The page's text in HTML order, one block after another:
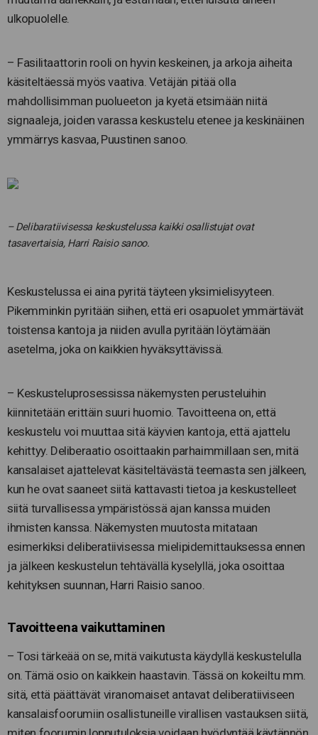
ulkopuolelle.
– Fasilitaattorin rooli on hyvin keskeinen, ja arkoja aiheita
käsiteltäessä myös vaativa. Vetäjän pitää olla
mahdollisimman puolueeton ja kyetä etsimään niitä
signaaleja, joiden varassa keskustelu etenee ja keskinäinen
ymmärrys kasvaa, Puustinen sanoo.
– Delibaratiivisessa keskustelussa kaikki osallistujat ovat
tasavertaisia, Harri Raisio sanoo.
Keskustelussa ei aina pyritä täyteen yksimielisyyteen.
Pikemminkin pyritään siihen, että eri osapuolet ymmärtävät
toistensa kantoja ja niiden avulla pyritään löytämään
asetelma, joka on kaikkien hyväksyttävissä.
– Keskusteluprosessissa näkemysten perusteluihin
kiinnitetään erittäin suuri huomio. Tavoitteena on, että
keskustelu voi muuttaa sitä käyvien kantoja, että ajattelu
kehittyy. Deliberaatio osoittaakin parhaimmillaan sen, mitä
kansalaiset ajattelevat käsiteltävästä teemasta sen jälkeen,
kun he ovat saaneet siitä kattavasti tietoa ja keskustelleet
siitä turvallisessa ympäristössä ajan kanssa muiden
ihmisten kanssa. Näkemysten muutosta mitataan
esimerkiksi deliberatiivisessa mielipidemittauksessa ennen
ja jälkeen keskustelun tehtävällä kyselyllä, joka osoittaa
kehityksen suunnan, Harri Raisio sanoo.
Tavoitteena vaikuttaminen
– Tosi tärkeää on se, mitä vaikutusta käydyllä keskustelulla
on. Tämä osio on kaikkein haastavin. Tässä on kokeiltu mm.
sitä, että päättävät viranomaiset antavat deliberatiiviseen
kansalaisfoorumiin osallistuneille virallisen vastauksen siitä,